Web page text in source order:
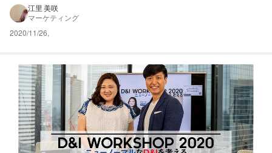
ーをお招きし、セプテーニグループに所属するひとりひとりがそれぞ
れの「アントレプレナーシップ」について、考えてもらう場をつく...
江里 美咲
マーケティング
2020/11/26,